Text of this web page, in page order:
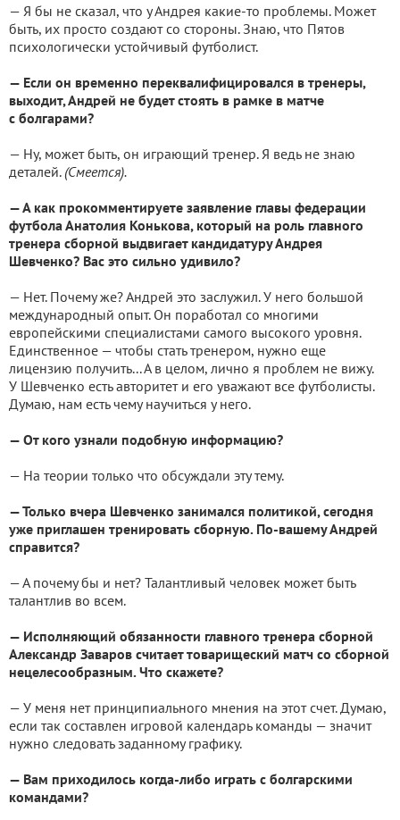
— Я бы не сказал, что у Андрея какие-то проблемы. Может
быть, их просто создают со стороны. Знаю, что Пятов
психологически устойчивый футболист.
— Если он временно переквалифицировался в тренеры,
выходит, Андрей не будет стоять в рамке в матче
с болгарами?
— Ну, может быть, он играющий тренер. Я ведь не знаю
деталей. (Смеется).
— А как прокомментируете заявление главы федерации
футбола Анатолия Конькова, который на роль главного
тренера сборной выдвигает кандидатуру Андрея
Шевченко? Вас это сильно удивило?
— Нет. Почему же? Андрей это заслужил. У него большой
международный опыт. Он поработал со многими
европейскими специалистами самого высокого уровня.
Единственное — чтобы стать тренером, нужно еще
лицензию получить... А в целом, лично я проблем не вижу.
У Шевченко есть авторитет и его уважают все футболисты.
Думаю, нам есть чему научиться у него.
— От кого узнали подобную информацию?
— На теории только что обсуждали эту тему.
— Только вчера Шевченко занимался политикой, сегодня
уже приглашен тренировать сборную. По-вашему Андрей
справится?
— А почему бы и нет? Талантливый человек может быть
талантлив во всем.
— Исполняющий обязанности главного тренера сборной
Александр Заваров считает товарищеский матч со сборной
нецелесообразным. Что скажете?
— У меня нет принципиального мнения на этот счет. Думаю,
если так составлен игровой календарь команды — значит
нужно следовать заданному графику.
— Вам приходилось когда-либо играть с болгарскими
командами?